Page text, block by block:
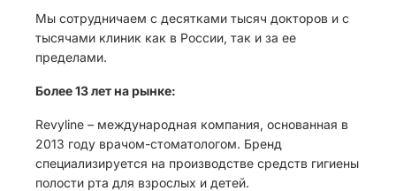
Мы сотрудничаем с десятками тысяч докторов и с
тысячами клиник как в России, так и за ее
пределами.
Более 13 лет на рынке:
Revyline – международная компания, основанная в
2013 году врачом-стоматологом. Бренд
специализируется на производстве средств гигиены
полости рта для взрослых и детей.